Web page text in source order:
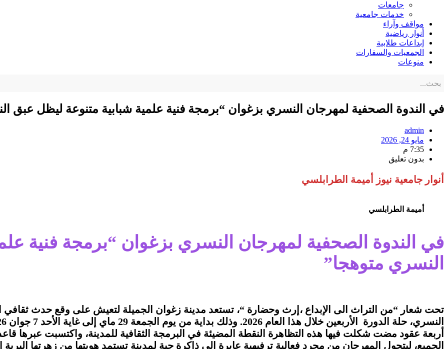
جامعات
خدمات جامعية
مواقف وآراء
أنوار رياضية
إبداعات طلابية
الجمعيات والسفارات
منوعات
في الندوة الصحفية لمهرجان النسري بزغوان “برمجة فنية علمية شبابية متنوعة ليظل عبق
admin
مايو 24, 2026
7:35 م
بدون تعليق
أنوار جامعية نيوز أميمة الطرابلسي
أميمة الطرابلسي
في الندوة الصحفية لمهرجان النسري بزغوان “برمجة فنية
النسري متوهجا”
تحت شعار “من التراث الى الإبداع ،إرث وحضارة “، تستعد مدينة زغوان الجميلة لتعيش على وقع حدث ثقافي
النسري، حلة الدورة الأربعين خلال هذا العام 2026. وذلك بداية من يوم الجمعة 29 ماي إلى غاية الأحد 7 جوان 2026
أربعة عقود مضت شكلت فيها هذه التظاهرة النقطة المضيئة في البرمجة الثقافية للمدينة، واكتسبت عبرها
الجميع، ليتحول المهرجان من مجرد فعالية ترفيهية عابرة إلى ذاكرة حية لمدينة تستمد هويتها من زهرتها